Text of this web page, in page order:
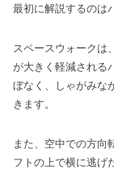
最初に解説するのは
スペースウォークは
が大きく軽減される
ぼなく、しゃがみな
きます。
また、空中での方向
フトの上で横に逃げ